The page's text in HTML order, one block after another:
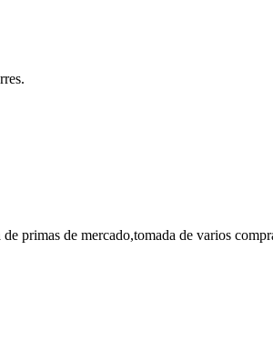
primas de mercado,tomada de varios